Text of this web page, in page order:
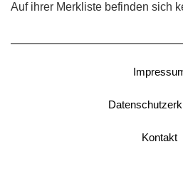
Auf ihrer Merkliste befinden sich
Kontakt